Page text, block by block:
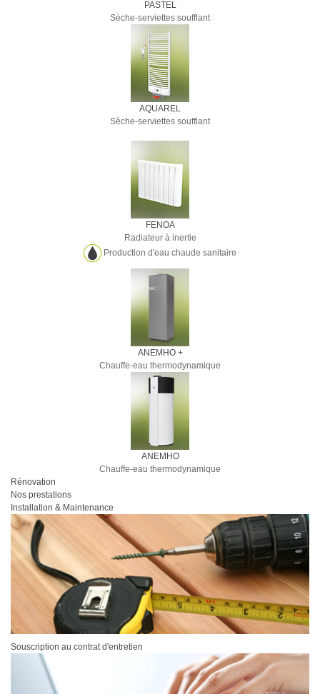
PASTEL
Sèche-serviettes soufflant
AQUAREL
Sèche-serviettes soufflant
FENOA
Radiateur à inertie
Production d'eau chaude sanitaire
ANEMHO +
Chauffe-eau thermodynamique
ANEMHO
Chauffe-eau thermodynamique
Rénovation
Nos prestations
Installation & Maintenance
Souscription au contrat d'entretien